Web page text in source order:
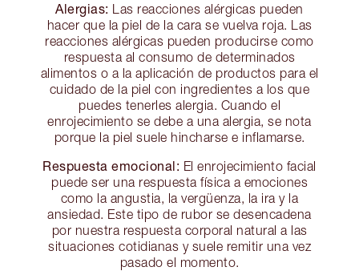
Alergias: Las reacciones alérgicas pueden
hacer que la piel de la cara se vuelva roja. Las
reacciones alérgicas pueden producirse como
respuesta al consumo de determinados
alimentos o a la aplicación de productos para el
cuidado de la piel con ingredientes a los que
puedes tenerles alergia. Cuando el
enrojecimiento se debe a una alergia, se nota
porque la piel suele hincharse e inflamarse.
Respuesta emocional: El enrojecimiento facial
puede ser una respuesta física a emociones
como la angustia, la vergüenza, la ira y la
ansiedad. Este tipo de rubor se desencadena
por nuestra respuesta corporal natural a las
situaciones cotidianas y suele remitir una vez
pasado el momento.